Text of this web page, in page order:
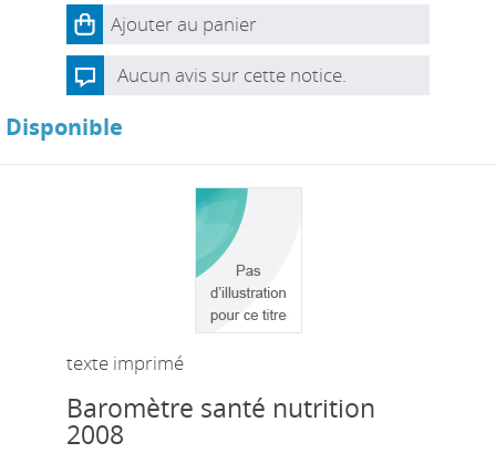
Ajouter au panier
Aucun avis sur cette notice.
Disponible
texte imprimé
Baromètre santé nutrition
2008